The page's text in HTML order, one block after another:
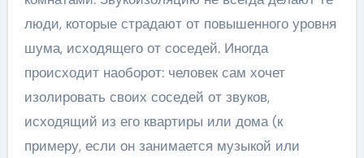
люди, которые страдают от повышенного уровня
шума, исходящего от соседей. Иногда
происходит наоборот: человек сам хочет
изолировать своих соседей от звуков,
исходящий из его квартиры или дома (к
примеру, если он занимается музыкой или